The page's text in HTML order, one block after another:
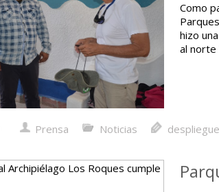
Como
hizo
al norte
Prensa Noticias